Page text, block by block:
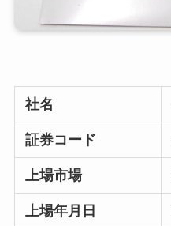
社名
証券コード
上場市場
上場年月日